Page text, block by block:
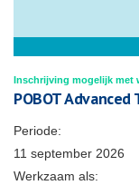
Inschrijving mogelijk met
POBOT
Periode:
11 september 2026
Werkzaam als: